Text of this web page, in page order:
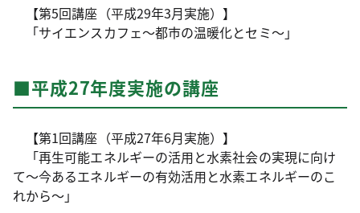
【第5回講座（平成29年3月実施）】
「サイエンスカフェ～都市の温暖化とセミ～」
■平成27年度実施の講座
【第1回講座（平成27年6月実施）】
「再生可能エネルギーの活用と水素社会の実現に向け
て～今あるエネルギーの有効活用と水素エネルギーのこ
れから～」